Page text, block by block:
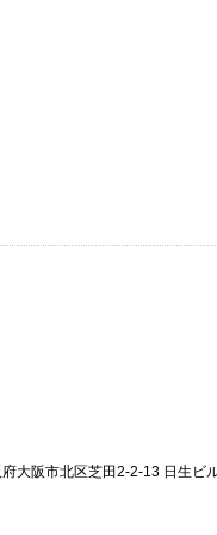
大阪市北区芝田2-2-13 日生ビ